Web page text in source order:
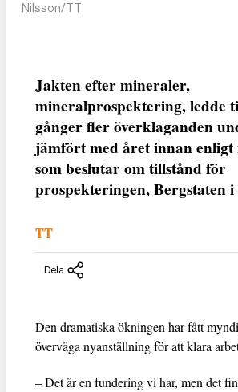
Nilsson/TT
Jakten efter mineraler,
mineralprospektering, ledde
gånger fler överklaganden
jämfört med året innan enligt
som beslutar om tillstånd för
prospekteringen, Bergstaten
TT
Dela
Den dramatiska ökningen har fått
överväga nyanställning för att klara
– Det är en fundering vi har, men det